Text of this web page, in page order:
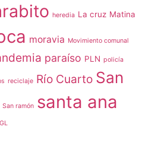
heredia La cruz Matina
moravia Movimiento comunal
paraíso PLN policía
reciclaje Río Cuarto San
San ramón santa ana